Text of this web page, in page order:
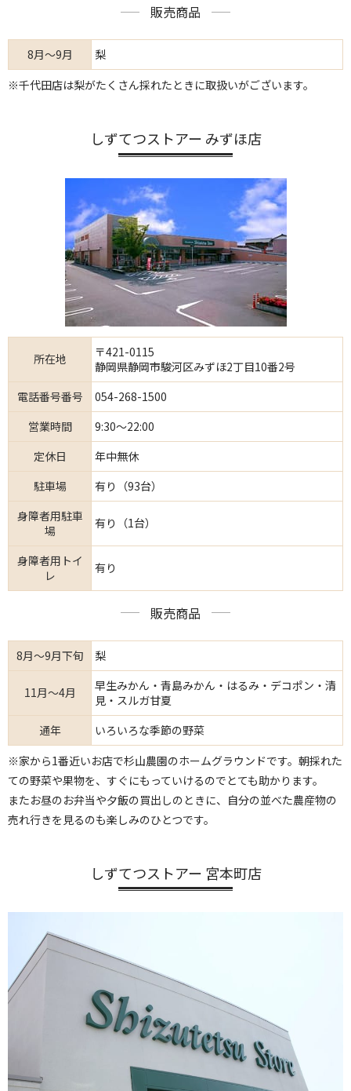
販売商品
8月～9月
梨
※千代田店は梨がたくさん採れたときに取扱いがございます。
しずてつストアー みずほ店
所在地
〒421-0115
静岡県静岡市駿河区みずほ2丁目10番2号
電話番号番号
054-268-1500
営業時間
9:30～22:00
定休日
年中無休
駐車場
有り（93台）
身障者用駐車
場
有り（1台）
身障者用トイ
レ
有り
販売商品
8月～9月下旬 梨
11月～4月
早生みかん・青島みかん・はるみ・デコポン・清
見・スルガ甘夏
通年
いろいろな季節の野菜
※家から1番近いお店で杉山農園のホームグラウンドです。朝採れた
ての野菜や果物を、すぐにもっていけるのでとても助かります。
またお昼のお弁当や夕飯の買出しのときに、自分の並べた農産物の
売れ行きを見るのも楽しみのひとつです。
しずてつストアー 宮本町店